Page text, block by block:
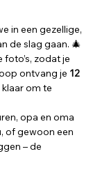
in een gezellige,
de slag gaan. 🎄
zodat je
ontvang je 12
klaar om te
opa en oma
of gewoon een
– de